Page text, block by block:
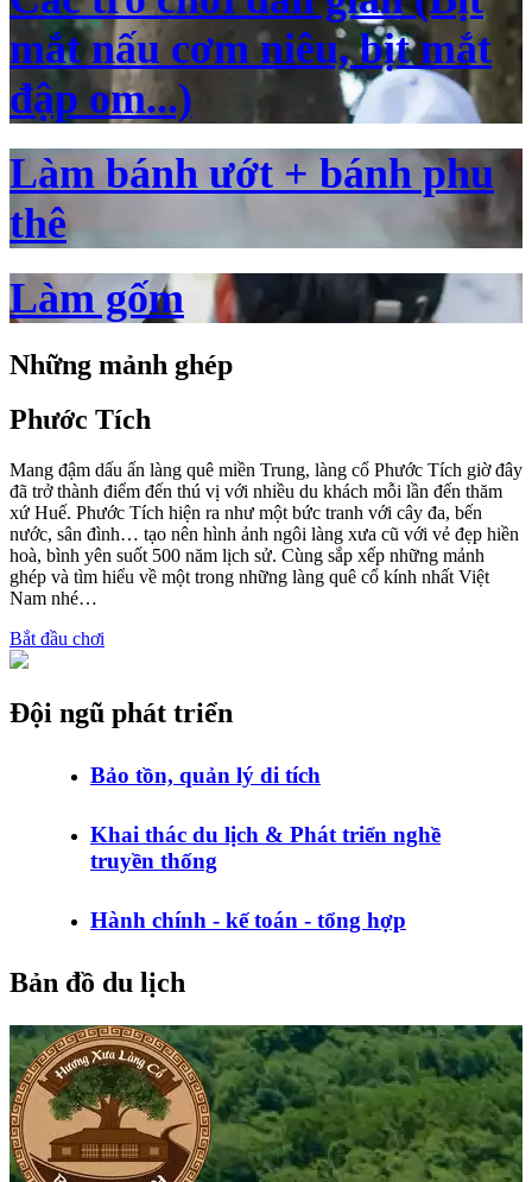
mắt nấu cơm niêu, bịt mắt
đập om...)
Làm bánh ướt + bánh phu
thê
Làm gốm
Những mảnh ghép
Phước Tích
Mang đậm dấu ấn làng quê miền Trung, làng cổ Phước Tích giờ đây
đã trở thành điểm đến thú vị với nhiều du khách mỗi lần đến thăm
xứ Huế. Phước Tích hiện ra như một bức tranh với cây đa, bến
nước, sân đình… tạo nên hình ảnh ngôi làng xưa cũ với vẻ đẹp hiền
hoà, bình yên suốt 500 năm lịch sử. Cùng sắp xếp những mảnh
ghép và tìm hiểu về một trong những làng quê cổ kính nhất Việt
Nam nhé…
Bắt đầu chơi
Đội ngũ phát triển
Bảo tồn, quản lý di tích
Khai thác du lịch & Phát triển nghề
truyền thống
Hành chính - kế toán - tổng hợp
Bản đồ du lịch